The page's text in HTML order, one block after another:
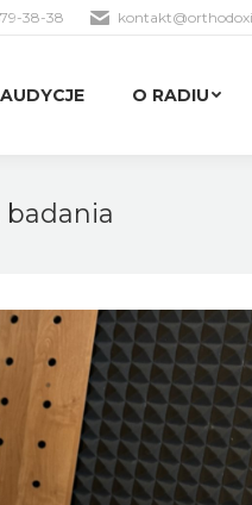
38-38
O RADIU
badania